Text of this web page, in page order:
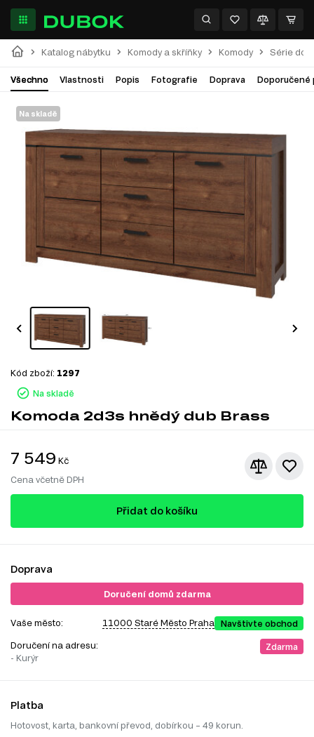
Katalog nábytku Komody a skříňky Komody Série do
Všechno Vlastnosti Popis Fotografie Doprava Doporučené
Na skladě
Na skladě
Kód zboží: 1297
Komoda 2d3s hnědý dub Brass
7 549 Kč
Cena včetně DPH
Přidat do košíku
Doprava
Doručení domů zdarma
Vaše město: 11000 Staré Město Praha Navštivte obchod
Doručení na adresu:
- Kurýr
Zdarma
Platba
Hotovost, karta, bankovní převod, dobírkou – 49 korun.